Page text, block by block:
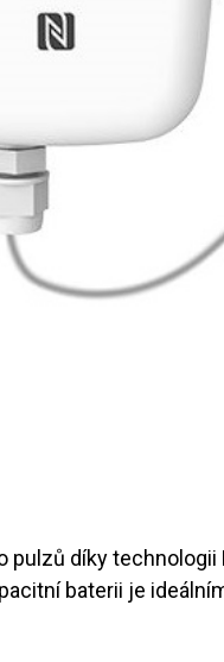
pulzů díky
baterii je